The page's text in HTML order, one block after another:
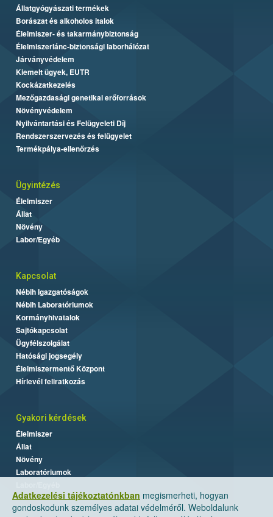
Adatkezelési tájékoztatónkban megismerheti, hogyan
gondoskodunk személyes adatai védelméről. Weboldalunk
Állatgyógyászati termékek
Borászat és alkoholos italok
Élelmiszer- és takarmánybiztonság
Élelmiszerlánc-biztonsági laborhálózat
Járványvédelem
Kiemelt ügyek, EUTR
Kockázatkezelés
Mezőgazdasági genetikai erőforrások
Növényvédelem
Nyilvántartási és Felügyeleti Díj
Rendszerszervezés és felügyelet
Termékpálya-ellenőrzés
Ügyintézés
Élelmiszer
Állat
Növény
Labor/Egyéb
Kapcsolat
Nébih Igazgatóságok
Nébih Laboratóriumok
Kormányhivatalok
Sajtókapcsolat
Ügyfélszolgálat
Hatósági jogsegély
Élelmiszermentő Központ
Hírlevél feliratkozás
Gyakori kérdések
Élelmiszer
Állat
Növény
Laboratóriumok